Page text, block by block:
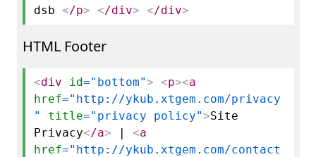
dsb </p> </div> </div>
HTML Footer
<div id="bottom"> <p><a
href="http://ykub.xtgem.com/privacy
"
title="privacy policy">Site
Privacy</a> | <a
href="http://ykub.xtgem.com/contact